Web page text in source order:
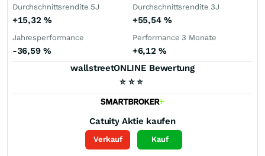
Durchschnittsrendite 5J
+15,32 %
Durchschnittsrendite 3J
+55,54 %
Jahresperformance
-36,59 %
Performance 3 Monate
+6,12%
wallstreetONLINE Bewertung
⭐ ⭐ ⭐
Catuity Aktie kaufen
Verkauf Kauf